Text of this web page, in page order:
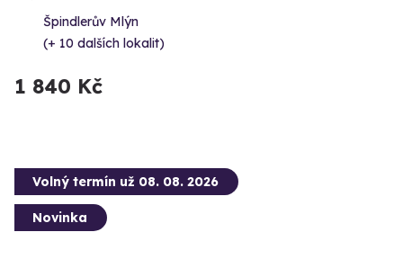
Špindlerův Mlýn
(+ 10 dalších lokalit)
1 840 Kč
Volný termín už 08. 08. 2026
Novinka